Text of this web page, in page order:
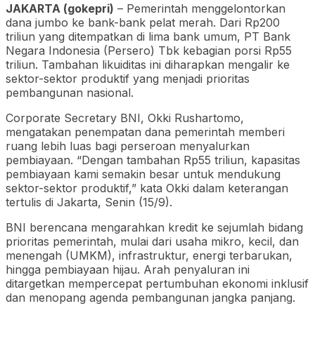
JAKARTA (gokepri) – Pemerintah menggelontorkan
dana jumbo ke bank-bank pelat merah. Dari Rp200
triliun yang ditempatkan di lima bank umum, PT Bank
Negara Indonesia (Persero) Tbk kebagian porsi Rp55
triliun. Tambahan likuiditas ini diharapkan mengalir ke
sektor-sektor produktif yang menjadi prioritas
pembangunan nasional.
Corporate Secretary BNI, Okki Rushartomo,
mengatakan penempatan dana pemerintah memberi
ruang lebih luas bagi perseroan menyalurkan
pembiayaan. “Dengan tambahan Rp55 triliun, kapasitas
pembiayaan kami semakin besar untuk mendukung
sektor-sektor produktif,” kata Okki dalam keterangan
tertulis di Jakarta, Senin (15/9).
BNI berencana mengarahkan kredit ke sejumlah bidang
prioritas pemerintah, mulai dari usaha mikro, kecil, dan
menengah (UMKM), infrastruktur, energi terbarukan,
hingga pembiayaan hijau. Arah penyaluran ini
ditargetkan mempercepat pertumbuhan ekonomi inklusif
dan menopang agenda pembangunan jangka panjang.